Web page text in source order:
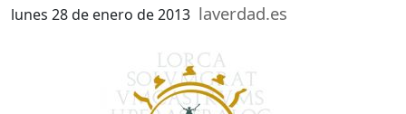
lunes 28 de enero de 2013 laverdad.es